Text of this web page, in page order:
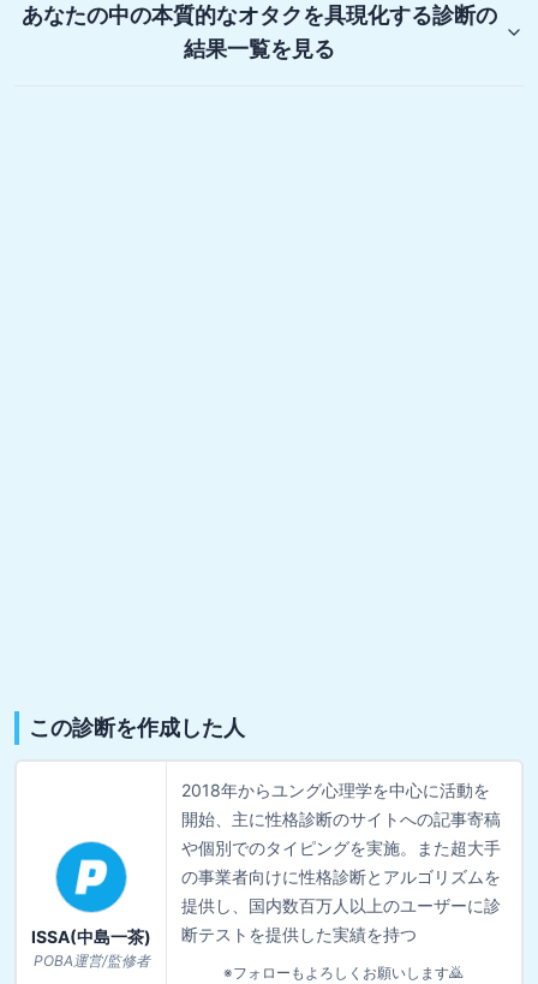
あなたの中の本質的なオタクを具現化する診断の
結果一覧を見る
この診断を作成した人
ISSA(中島一茶)
POBA運営/監修者
2018年からユング心理学を中心に活動を
開始、主に性格診断のサイトへの記事寄稿
や個別でのタイピングを実施。また超大手
の事業者向けに性格診断とアルゴリズムを
提供し、国内数百万人以上のユーザーに診
断テストを提供した実績を持つ
※フォローもよろしくお願いします🙇